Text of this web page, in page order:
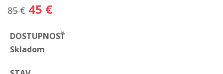
85 € 45 €
DOSTUPNOSŤ
Skladom